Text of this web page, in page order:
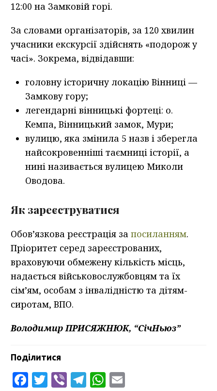
12:00 на Замковій горі.
За словами організаторів, за 120 хвилин
учасники екскурсії здійснять «подорож у
часі». Зокрема, відвідавши:
головну історичну локацію Вінниці —
Замкову гору;
легендарні вінницькі фортеці: о.
Кемпа, Вінницький замок, Мури;
вулицю, яка змінила 5 назв і зберегла
найсокровенніші таємниці історії, а
нині називається вулицею Миколи
Оводова.
Як зареєструватися
Обов’язкова реєстрація запосиланням.
Пріоритет серед зареєстрованих,
враховуючи обмежену кількість місць,
надається військовослужбовцям та їх
сім’ям, особам з інвалідністю та дітям-
сиротам, ВПО.
Володимир ПРИСЯЖНЮК, “СічНьюз”
Поділитися
Facebook
Twitter
ViberTelegram
WhatsApp